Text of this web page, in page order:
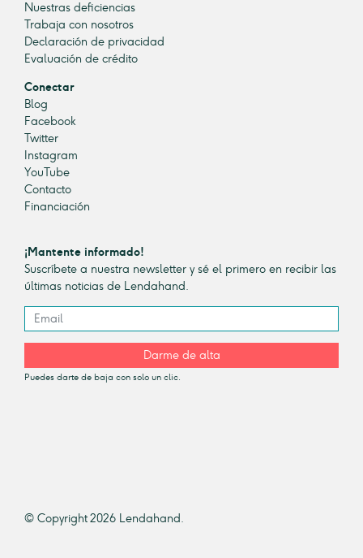
Nuestras deficiencias
Trabaja con nosotros
Declaración de privacidad
Evaluación de crédito
Conectar
Blog
Facebook
Twitter
Instagram
YouTube
Contacto
Financiación
¡Mantente informado!
Suscríbete a nuestra newsletter y sé el primero en recibir las
últimas noticias de Lendahand.
Darme de alta
Puedes darte de baja con solo un clic.
© Copyright 2026 Lendahand.